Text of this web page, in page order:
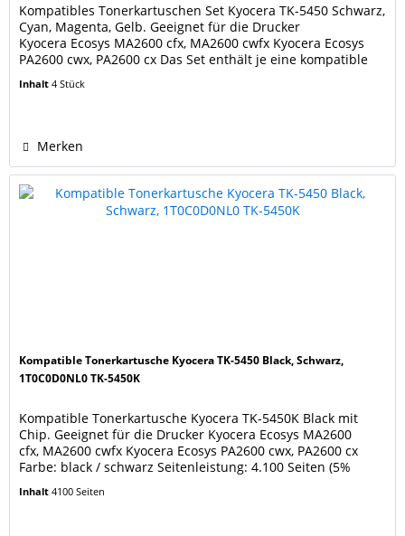
Kompatibles Tonerkartuschen Set Kyocera TK-5450 Schwarz,
Cyan, Magenta, Gelb. Geeignet für die Drucker
Kyocera Ecosys MA2600 cfx, MA2600 cwfx Kyocera Ecosys
PA2600 cwx, PA2600 cx Das Set enthält je eine kompatible
Seitenleistungen: schwarz 4.100 Seiten; cyan, magenta und
Inhalt4 Stück
Merken
Kompatible Tonerkartusche Kyocera TK-5450 Black, Schwarz,
1T0C0D0NL0 TK-5450K
Kompatible Tonerkartusche Kyocera TK-5450K Black mit
Chip. Geeignet für die Drucker Kyocera Ecosys MA2600
cfx, MA2600 cwfx Kyocera Ecosys PA2600 cwx, PA2600 cx
Farbe: black / schwarz Seitenleistung: 4.100 Seiten (5%
5450 Black. Ersetzt Original Kyocera Tonerkartusche TK-
Inhalt4100 Seiten